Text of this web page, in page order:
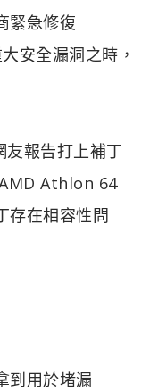
緊急修復
安全漏洞之時，
報告打上補丁
Athlon 64
存在相容性問
到用於堵漏